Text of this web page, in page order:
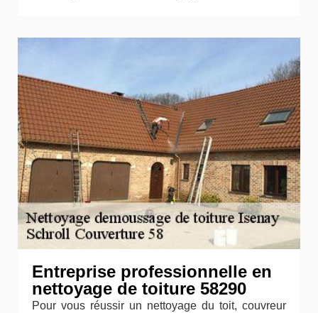
Entreprise professionnelle en
nettoyage de toiture 58290
Pour vous réussir un nettoyage du toit, couvreur